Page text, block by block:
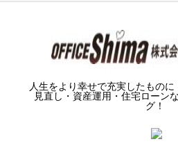
人生をより幸せで充実したもの
見直し・資産運用・住宅ローン
グ！